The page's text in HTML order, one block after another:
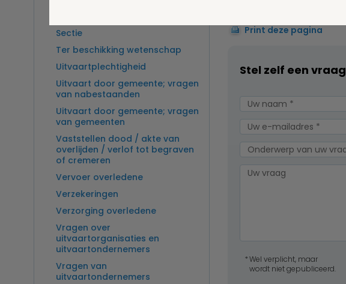
Sectie
Ter beschikking wetenschap
Uitvaartplechtigheid
Uitvaart door gemeente; vragen
van nabestaanden
Uitvaart door gemeente; vragen
van gemeenten
Vaststellen dood / akte van
overlijden / verlof tot begraven
of cremeren
Vervoer overledene
Verzekeringen
Verzorging overledene
Vragen over
uitvaartorganisaties en
uitvaartondernemers
Vragen van
uitvaartondernemers
Print deze pagina
Stel zelf een vraag
Wel verplicht, maar
wordt niet gepubliceerd.